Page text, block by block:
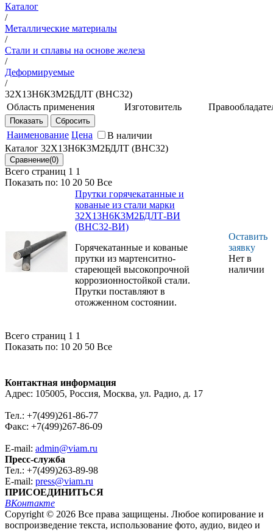
Каталог
/
Металлические материалы
/
Стали и сплавы на основе железа
/
Деформируемые
/
32Х13Н6К3М2БДЛТ (ВНС32)
Область применения
Для деталей трения
прецизионных
приборов и агрегатов
гидросистем и
топливорегулирующей
аппаратуры
авиационной техники,
работающих в
общеклиматических
условиях при
температурах от минус
196 до плюс 450 °С
Изготовитель
институт" -
ВИАМ
Наименование Цена
В наличии
Каталог 32Х13Н6К3М2БДЛТ (ВНС32)
Всего страниц 1 1
Показать по: 10 20 50 Все
Прутки горячекатанные и
кованые из стали марки
32Х13Н6К3М2БДЛТ-ВИ
(ВНС32-ВИ)
Горячекатанные и кованые
прутки из мартенситно-
стареющей высокопрочной
коррозионностойкой стали.
Прутки поставляют в
отожженном состоянии.
Оставить
заявку
Нет в
наличии
Всего страниц 1 1
Показать по: 10 20 50 Все
Контактная информация
Адрес: 105005, Россия, Москва, ул. Радио, д. 17
Тел.: +7(499)261-86-77
Факс: +7(499)267-86-09
E-mail: admin@viam.ru
Пресс-служба
Тел.: +7(499)263-89-98
E-mail: press@viam.ru
ПРИСОЕДИНИТЬСЯ
ВКонтакте
Copyright © 2026 Все права защищены. Любое копирование и
воспроизведение текста, использование фото, аудио, видео и